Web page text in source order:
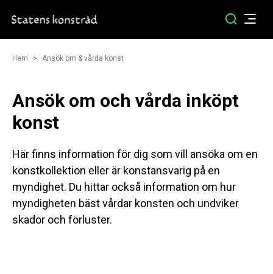
Hem Ansök om & vårda konst
Ansök om och vårda inköpt
konst
Här finns information för dig som vill ansöka om en
konstkollektion eller är konstansvarig på en
myndighet. Du hittar också information om hur
myndigheten bäst vårdar konsten och undviker
skador och förluster.